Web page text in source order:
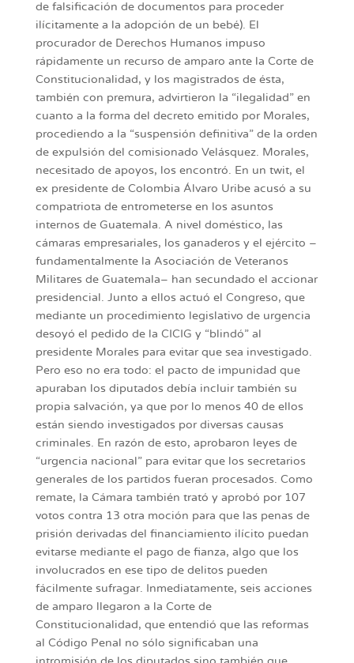
de falsificación de documentos para proceder
ilícitamente a la adopción de un bebé). El
procurador de Derechos Humanos impuso
rápidamente un recurso de amparo ante la Corte de
Constitucionalidad, y los magistrados de ésta,
también con premura, advirtieron la “ilegalidad” en
cuanto a la forma del decreto emitido por Morales,
procediendo a la “suspensión definitiva” de la orden
de expulsión del comisionado Velásquez. Morales,
necesitado de apoyos, los encontró. En un twit, el
ex presidente de Colombia Álvaro Uribe acusó a su
compatriota de entrometerse en los asuntos
internos de Guatemala. A nivel doméstico, las
cámaras empresariales, los ganaderos y el ejército –
fundamentalmente la Asociación de Veteranos
Militares de Guatemala– han secundado el accionar
presidencial. Junto a ellos actuó el Congreso, que
mediante un procedimiento legislativo de urgencia
desoyó el pedido de la CICIG y “blindó” al
presidente Morales para evitar que sea investigado.
Pero eso no era todo: el pacto de impunidad que
apuraban los diputados debía incluir también su
propia salvación, ya que por lo menos 40 de ellos
están siendo investigados por diversas causas
criminales. En razón de esto, aprobaron leyes de
“urgencia nacional” para evitar que los secretarios
generales de los partidos fueran procesados. Como
remate, la Cámara también trató y aprobó por 107
votos contra 13 otra moción para que las penas de
prisión derivadas del financiamiento ilícito puedan
evitarse mediante el pago de fianza, algo que los
involucrados en ese tipo de delitos pueden
fácilmente sufragar. Inmediatamente, seis acciones
de amparo llegaron a la Corte de
Constitucionalidad, que entendió que las reformas
al Código Penal no sólo significaban una